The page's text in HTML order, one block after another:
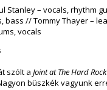
Stanley – vocals, rhythm
bass // Tommy Thayer –
vocals
szólt aJoint at The Hard
büszkék vagyunk